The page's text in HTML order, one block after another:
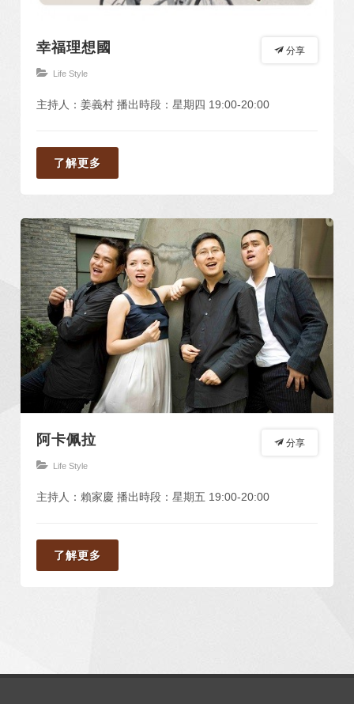
分享
幸福理想國
Life Style
主持人：姜義村 播出時段：星期四 19:00-20:00
了解更多
分享
阿卡佩拉
Life Style
主持人：賴家慶 播出時段：星期五 19:00-20:00
了解更多